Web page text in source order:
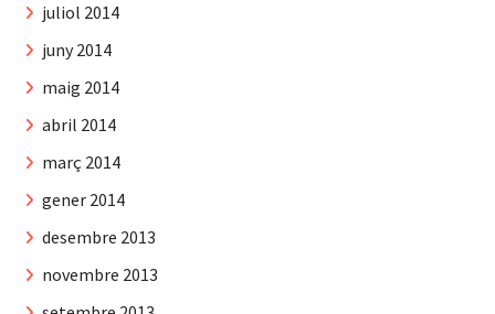
juliol 2014
juny 2014
maig 2014
abril 2014
març 2014
gener 2014
desembre 2013
novembre 2013